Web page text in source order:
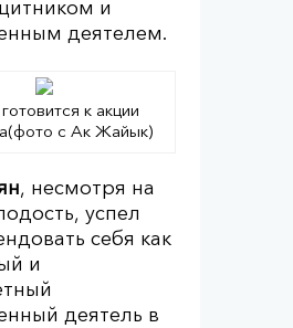
и
деятелем.
к акции
с Ак Жайык)
, несмотря на
успел
себя как
и
деятель в